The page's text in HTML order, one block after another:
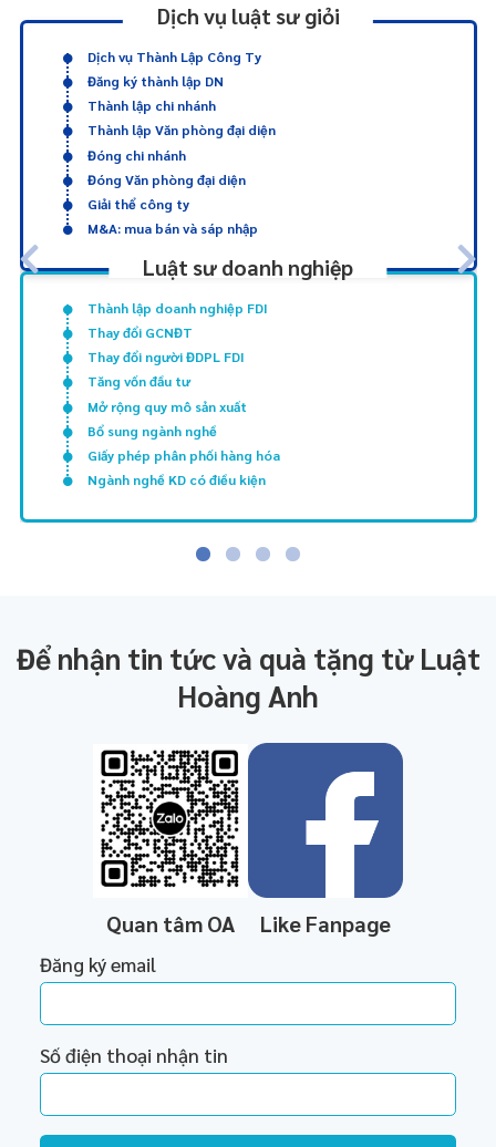
Dịch vụ luật sư giỏi
Dịch vụ Thành Lập Công Ty
Đăng ký thành lập DN
Thành lập chi nhánh
Thành lập Văn phòng đại diện
Đóng chi nhánh
Đóng Văn phòng đại diện
Giải thể công ty
M&A: mua bán và sáp nhập
Luật sư doanh nghiệp
Thành lập doanh nghiệp FDI
Thay đổi GCNĐT
Thay đổi người ĐDPL FDI
Tăng vốn đầu tư
Mở rộng quy mô sản xuất
Bổ sung ngành nghề
Giấy phép phân phối hàng hóa
Ngành nghề KD có điều kiện
Để nhận tin tức và quà tặng từ Luật
Hoàng Anh
Quan tâm OA Like Fanpage
Đăng ký email
Số điện thoại nhận tin